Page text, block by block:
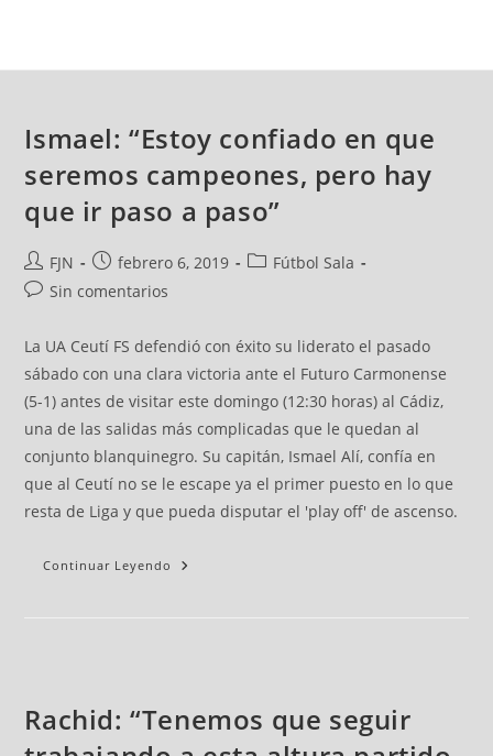
Ismael: “Estoy confiado en que
seremos campeones, pero hay
que ir paso a paso”
FJN febrero 6, 2019
Fútbol Sala
Sin comentarios
La UA Ceutí FS defendió con éxito su liderato el pasado
sábado con una clara victoria ante el Futuro Carmonense
(5-1) antes de visitar este domingo (12:30 horas) al Cádiz,
una de las salidas más complicadas que le quedan al
conjunto blanquinegro. Su capitán, Ismael Alí, confía en
que al Ceutí no se le escape ya el primer puesto en lo que
resta de Liga y que pueda disputar el 'play off' de ascenso.
Continuar Leyendo
Rachid: “Tenemos que seguir